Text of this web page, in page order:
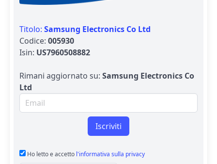
Titolo: Samsung Electronics Co Ltd
Codice: 005930
Isin: US7960508882
Rimani aggiornato su: Samsung Electronics Co
Ltd
Email per newsletter
Iscriviti
Ho letto e accetto l'informativa sulla privacy